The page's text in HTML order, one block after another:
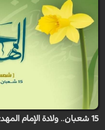
15 شعبان.. ولادة الإمام